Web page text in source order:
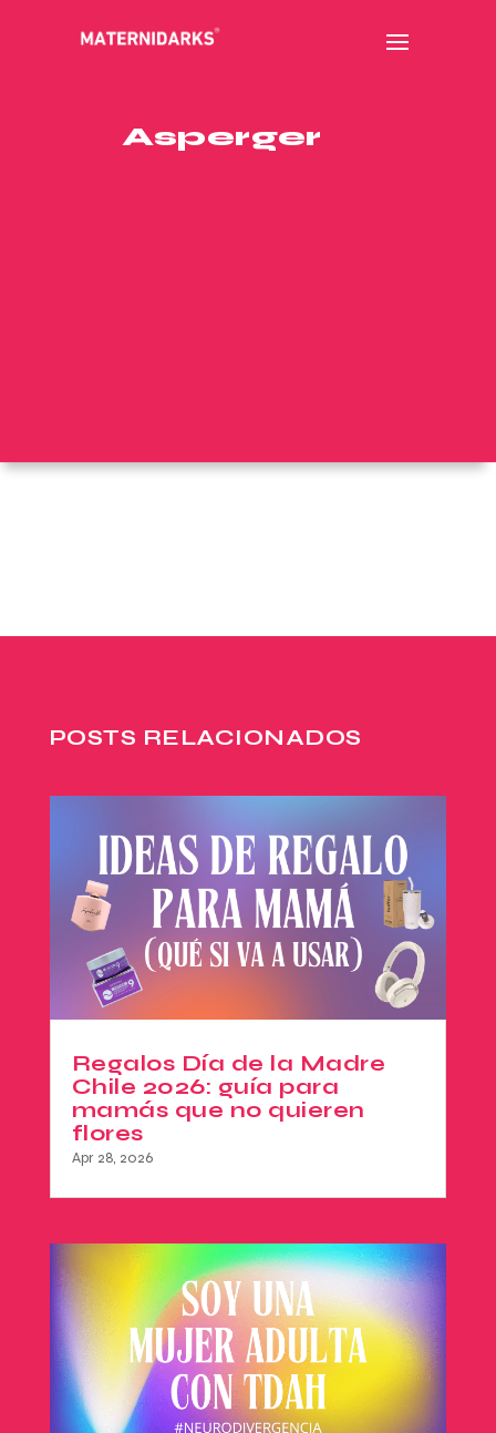
Asperger
POSTS RELACIONADOS
Regalos Día de la Madre
Chile 2026: guía para
mamás que no quieren
flores
Apr 28, 2026